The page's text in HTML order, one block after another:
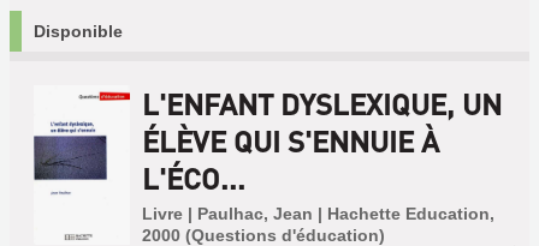
Disponible
L'ENFANT DYSLEXIQUE, UN
ÉLÈVE QUI S'ENNUIE À
L'ÉCO...
Livre | Paulhac, Jean | Hachette Education,
2000 (Questions d'éducation)